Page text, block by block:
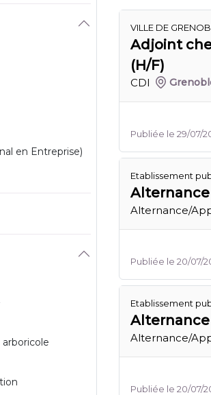
en Entreprise)
VILLE DE
Adjoint
(H/F)
CDI
Publiée le 29/07/
Etablissement
Alternance
Alternance/
Publiée le 20/07/
Etablissement
Alternance
Alternance/
Publiée le 20/07/